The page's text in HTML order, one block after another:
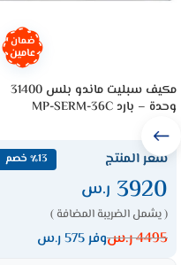
ضمان
عامين
مكيف سبليت ماندو بلس 31400
وحدة – بارد MP-SERM-36C
سعر المنتج ٪13 خصم
3920 ر.س
( يشمل الضريبة المضافة )
4495ر.سوفر 575 ر.س